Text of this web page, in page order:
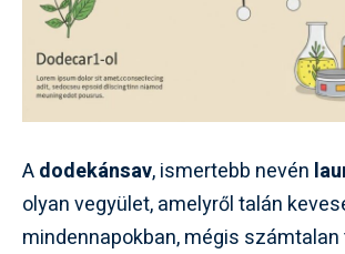
Adodekánsav, ismertebb nevén
olyan vegyület, amelyről talán
mindennapokban, mégis